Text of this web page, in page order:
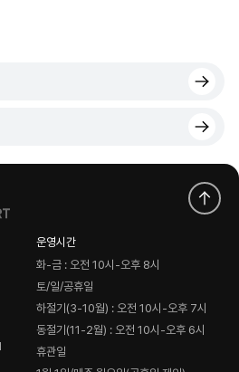
운영시간
화-금 : 오전 10시-오후 8시
토/일/공휴일
하절기(3-10월) : 오전 10시-오후 7시
동절기(11-2월) : 오전 10시-오후 6시
휴관일